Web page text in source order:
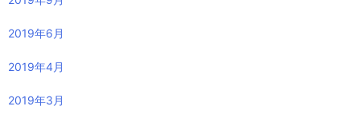
2019年6月
2019年4月
2019年3月